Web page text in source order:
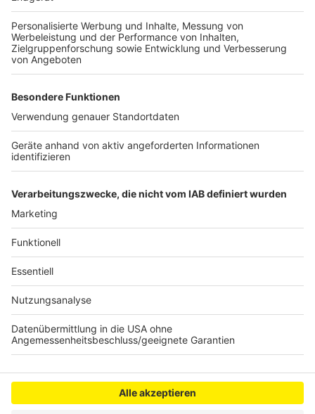
Formen an. Jetzt steht der nächste Schritt bevor: Am
übernächsten Wochenende soll in Höhe Kronenweg
das Tragwerk für die neue Brücke eingebaut werden.
Das bedeutet für die Anwohner allerdings Umwege,
gesperrt werden. Die Sperrung beginnt am Freitag,
13.06., um 17 Uhr und dauert bis Montagmorgen um 5
Uhr. Für die Autofahrer auf der A555 bedeutet der
Einbau aber keine weiteren Einschränkungen. Sie
werden an der Stelle bereits an der Baustelle
Anzeige
Anzeige